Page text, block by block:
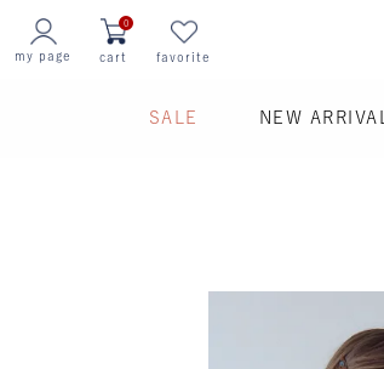
my page cart
0
favorite
SALE NEW ARRIVAL